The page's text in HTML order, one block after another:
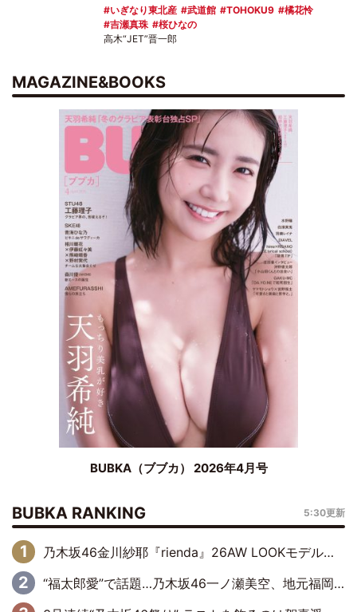
いぎなり東北産 武道館 TOHOKU9
橘花怜
吉瀬真珠
桜ひなの
高木“JET”晋一郎
MAGAZINE&BOOKS
BUBKA（ブブカ） 2026年4月号
BUBKA RANKING 5:30更新
乃木坂46金川紗耶『rienda』26AW LOOKモデルに就任
“福太郎愛”で話題…乃木坂46一ノ瀬美空、地元福岡『めんべい25周年トップサポーター』に就任